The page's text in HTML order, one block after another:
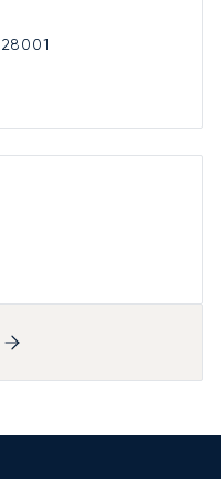
28001